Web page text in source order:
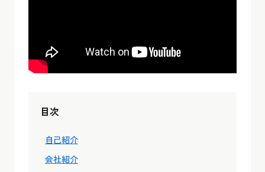
目次
自己紹介
会社紹介